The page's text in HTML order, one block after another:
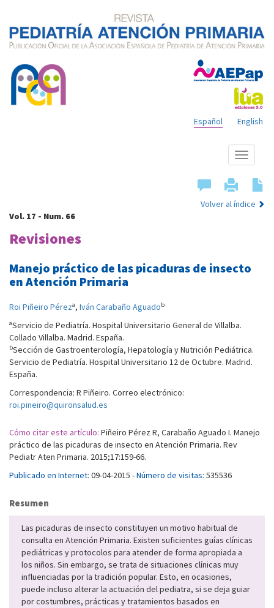
English
Español
Mostrar
menú
Volver al índice
Vol. 17 - Num. 66
Revisiones
Manejo práctico de las picaduras de insecto
en Atención Primaria
Roi Piñeiro Péreza, Iván Carabaño Aguadob
aServicio de Pediatría. Hospital Universitario General de Villalba.
Collado Villalba. Madrid. España.
bSección de Gastroenterología, Hepatología y Nutrición Pediátrica.
Servicio de Pediatría. Hospital Universitario 12 de Octubre. Madrid.
España.
Correspondencia: R Piñeiro. Correo electrónico:
roi.pineiro@quironsalud.es
Cómo citar este artículo: Piñeiro Pérez R, Carabaño Aguado I. Manejo
práctico de las picaduras de insecto en Atención Primaria. Rev
Pediatr Aten Primaria. 2015;17:159-66.
Publicado en Internet: 09-04-2015 -Número de visitas: 535536
Resumen
Las picaduras de insecto constituyen un motivo habitual de
consulta en Atención Primaria. Existen suficientes guías clínicas
pediátricas y protocolos para atender de forma apropiada a
los niños. Sin embargo, se trata de situaciones clínicas muy
influenciadas por la tradición popular. Esto, en ocasiones,
puede incluso alterar la actuación del pediatra, si se deja guiar
por costumbres, prácticas y tratamientos basados en